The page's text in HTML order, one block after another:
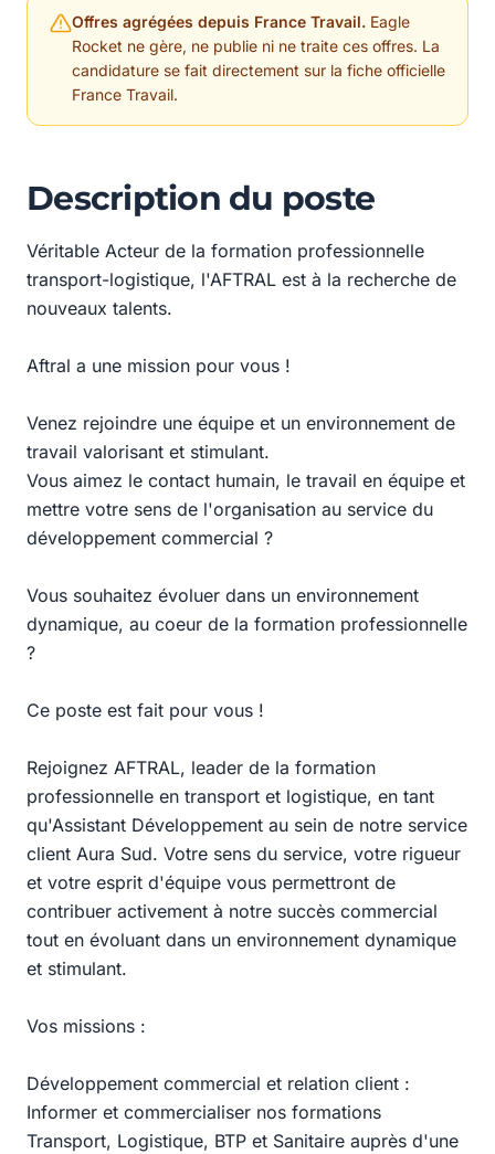
Offres agrégées depuis France Travail. Eagle
Rocket ne gère, ne publie ni ne traite ces offres. La
candidature se fait directement sur la fiche officielle
France Travail.
Description du poste
Véritable Acteur de la formation professionnelle
transport-logistique, l'AFTRAL est à la recherche de
nouveaux talents.
Aftral a une mission pour vous !
Venez rejoindre une équipe et un environnement de
travail valorisant et stimulant.
Vous aimez le contact humain, le travail en équipe et
mettre votre sens de l'organisation au service du
développement commercial ?
Vous souhaitez évoluer dans un environnement
dynamique, au coeur de la formation professionnelle
?
Ce poste est fait pour vous !
Rejoignez AFTRAL, leader de la formation
professionnelle en transport et logistique, en tant
qu'Assistant Développement au sein de notre service
client Aura Sud. Votre sens du service, votre rigueur
et votre esprit d'équipe vous permettront de
contribuer activement à notre succès commercial
tout en évoluant dans un environnement dynamique
et stimulant.
Vos missions :
Développement commercial et relation client :
Informer et commercialiser nos formations
Transport, Logistique, BTP et Sanitaire auprès d'une